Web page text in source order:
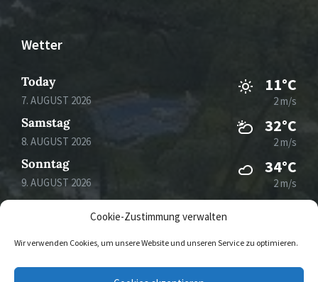
Cookie-Zustimmung verwalten
Wir verwenden Cookies, um unsere Website und unseren Service zu optimieren.
Wetter
Today
7. AUGUST 2026
11°C
2 m/s
Samstag
8. AUGUST 2026
32°C
2 m/s
Sonntag
9. AUGUST 2026
34°C
2 m/s
Montag
10. AUGUST 2026